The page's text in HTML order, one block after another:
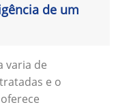
de um
varia de
e o